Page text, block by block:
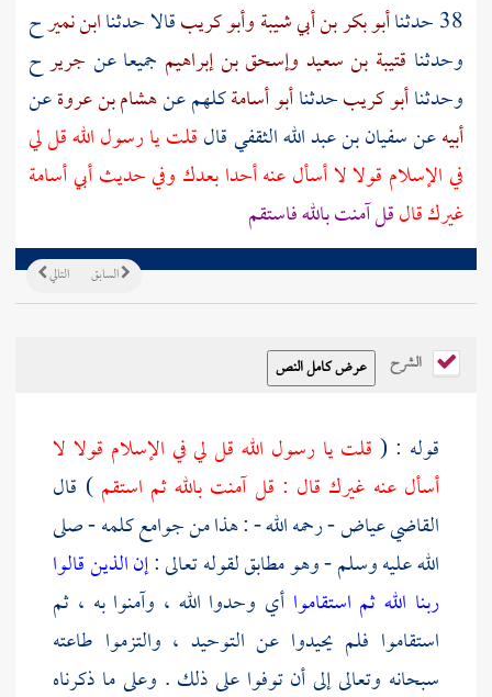
38 حدثنا
أبو بكر بن أبي شيبةوأبو كريبقالا حدثناابن نميرح
وحدثنا قتيبة بن سعيد وإسحق بن إبراهيم جميعا عن جرير ح
وحدثناأبو كريبحدثناأبو أسامةكلهم عنهشام بن عروةعن
أبيهعنسفيان بن عبد الله الثقفيقالقلت يا رسول الله قل لي
في الإسلام قولا لا أسأل عنه أحدا بعدك وفي حديثأبي أسامة
غيرك قالقل آمنت بالله فاستقم
التالي السابق
الشرح
قوله : ( قلت يا رسول الله قل لي في الإسلام قولا لا
أسأل عنه غيرك قال : قل آمنت بالله ثم استقم) قال
القاضيعياض- رحمه الله - : هذا من جوامع كلمه - صلى
الله عليه وسلم - وهو مطابق لقوله تعالى :إن الذين قالوا
ربنا الله ثم استقاموا أي وحدوا الله ، وآمنوا به ، ثم
استقاموا فلم يحيدوا عن التوحيد ، والتزموا طاعته
سبحانه وتعالى إلى أن توفوا على ذلك . وعلى ما ذكرناه